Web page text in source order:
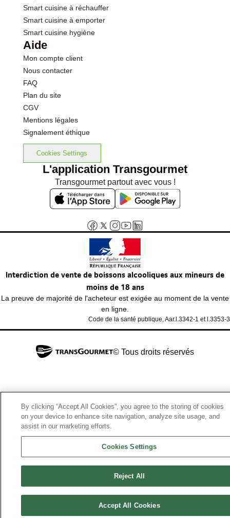
Smart cuisine à réchauffer
Smart cuisine à emporter
Smart cuisine hygiène
Aide
Mon compte client
Nous contacter
FAQ
Plan du site
CGV
Mentions légales
Signalement éthique
Cookies Settings
L'application Transgourmet
Transgourmet partout avec vous !
Interdiction de vente de boissons alcooliques aux mineurs de
moins de 18 ans
La preuve de majorité de l'acheteur est exigée au moment de la vente
en ligne.
Code de la santé publique, Aar.l.3342-1 et l.3353-3
© Tous droits réservés
By clicking “Accept All Cookies”, you agree to the storing of cookies
on your device to enhance site navigation, analyze site usage, and
assist in our marketing efforts.
Cookies Settings
Reject All
Accept All Cookies